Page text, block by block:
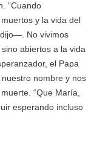
“Cuando
y la vida del
No vivimos
abiertos a la vida
el Papa
nombre y nos
“Que María,
esperando incluso